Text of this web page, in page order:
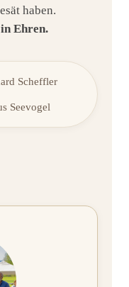
haben.
Ehren.
Scheffler
Seevogel